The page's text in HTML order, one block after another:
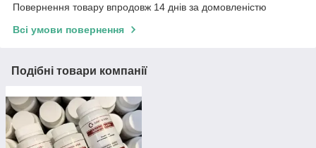
Повернення товару впродовж 14 днів за домовленістю
Всі умови повернення
Подібні товари компанії